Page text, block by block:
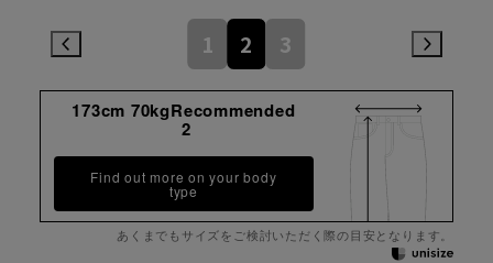
1 2 3
173cm 70kgRecommended
2
Find out more on your body
type
あくまでもサイズをご検討いただく際の目安となります。